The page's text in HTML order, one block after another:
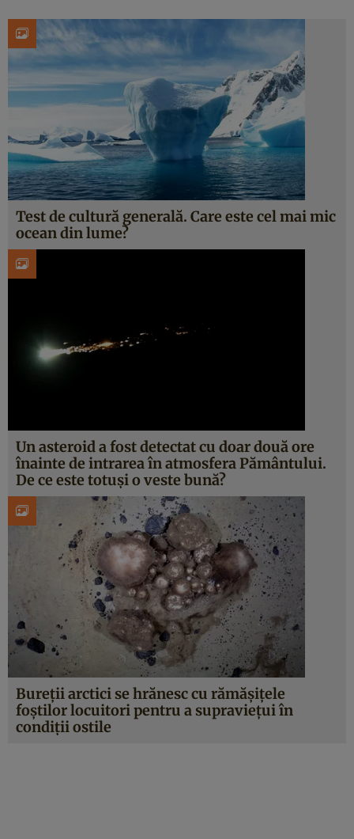
Test de cultură generală. Care este cel mai mic
ocean din lume?
Un asteroid a fost detectat cu doar două ore
înainte de intrarea în atmosfera Pământului.
De ce este totuși o veste bună?
Bureții arctici se hrănesc cu rămășițele
foștilor locuitori pentru a supraviețui în
condiții ostile